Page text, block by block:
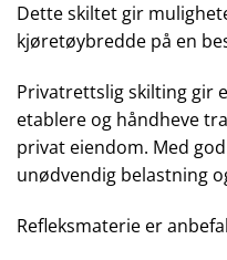
Dette skiltet gir
kjøretøybredde på en
Privatrettslig skilting gir
etablere og håndheve
privat eiendom. Med
unødvendig belastning
Refleksmaterie er